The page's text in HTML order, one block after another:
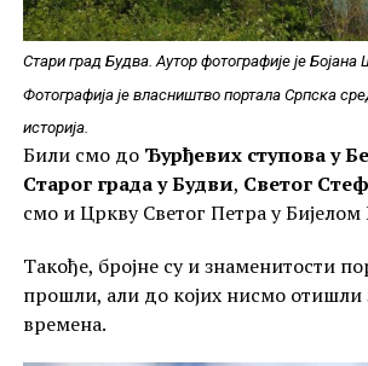
Стари град Будва. Аутор фотографије је
Фотографија је власништво портала Српска
историја.
Били смо до Ђурђевих ступова у
Старог града у Будви, Светог
смо и Цркву Светог Петра у
Такође, бројне су и знаменитости
прошли, али до којих нисмо отишли
времена.